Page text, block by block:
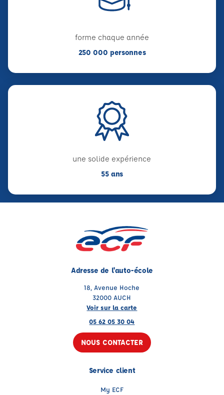
forme chaque année
250 000 personnes
une solide expérience
55 ans
Adresse de l'auto-école
18, Avenue Hoche
32000 AUCH
Voir sur la carte
05 62 05 30 04
NOUS CONTACTER
Service client
My ECF